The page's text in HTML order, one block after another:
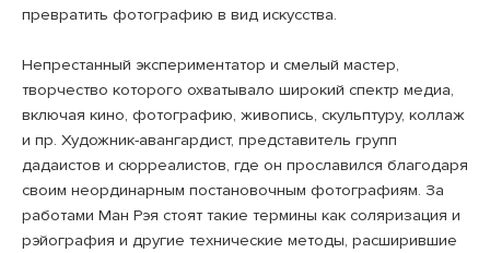
превратить фотографию в вид искусства.
Непрестанный экспериментатор и смелый мастер,
творчество которого охватывало широкий спектр медиа,
включая кино, фотографию, живопись, скульптуру, коллаж
и пр. Художник-авангардист, представитель групп
дадаистов и сюрреалистов, где он прославился благодаря
своим неординарным постановочным фотографиям. За
работами Ман Рэя стоят такие термины как соляризация и
рэйография и другие технические методы, расширившие